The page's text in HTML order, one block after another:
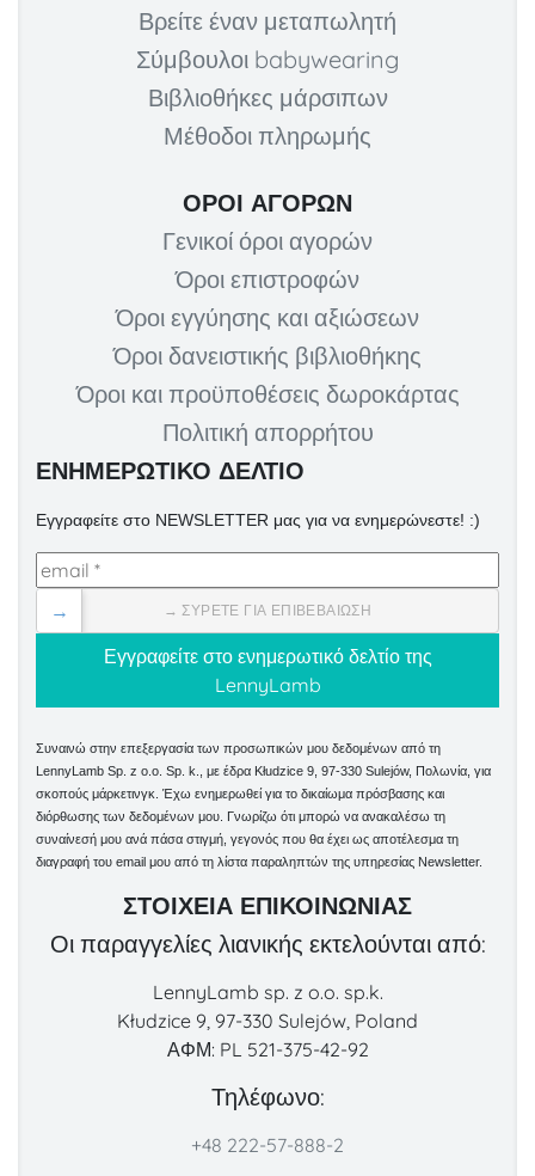
Βρείτε έναν μεταπωλητή
Σύμβουλοι babywearing
Βιβλιοθήκες μάρσιπων
Μέθοδοι πληρωμής
ΌΡΟΙ ΑΓΟΡΏΝ
Γενικοί όροι αγορών
Όροι επιστροφών
Όροι εγγύησης και αξιώσεων
Όροι δανειστικής βιβλιοθήκης
Όροι και προϋποθέσεις δωροκάρτας
Πολιτική απορρήτου
ΕΝΗΜΕΡΩΤΙΚΟ ΔΕΛΤΙΟ
Εγγραφείτε στο NEWSLETTER μας για να ενημερώνεστε! :)
→ ΣΎΡΕΤΕ ΓΙΑ ΕΠΙΒΕΒΑΊΩΣΗ
→
Συναινώ στην επεξεργασία των προσωπικών μου δεδομένων από τη
LennyLamb Sp. z o.o. Sp. k., με έδρα Kłudzice 9, 97-330 Sulejów, Πολωνία, για
σκοπούς μάρκετινγκ. Έχω ενημερωθεί για το δικαίωμα πρόσβασης και
διόρθωσης των δεδομένων μου. Γνωρίζω ότι μπορώ να ανακαλέσω τη
συναίνεσή μου ανά πάσα στιγμή, γεγονός που θα έχει ως αποτέλεσμα τη
διαγραφή του email μου από τη λίστα παραληπτών της υπηρεσίας Newsletter.
ΣΤΟΙΧΕΊΑ ΕΠΙΚΟΙΝΩΝΊΑΣ
Οι παραγγελίες λιανικής εκτελούνται από:
LennyLamb sp. z o.o. sp.k.
Kłudzice 9, 97-330 Sulejów, Poland
ΑΦΜ: PL 521-375-42-92
Τηλέφωνο:
+48 222-57-888-2